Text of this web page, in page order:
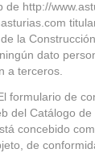
de http://
la
dato
a terceros.
formulario de
del Catálogo
concebido
de